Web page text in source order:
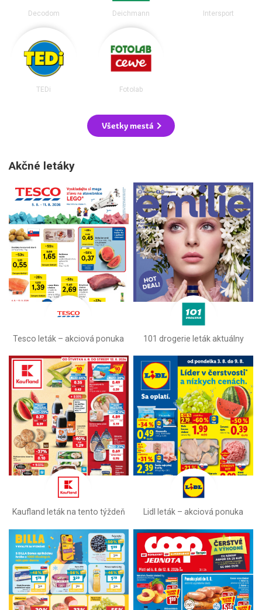
Decodom Deichmann Intersport
TEDi Fotolab
Všetky mestá
Akčné letáky
Tesco leták – akciová ponuka 101 drogerie leták aktuálny
Kaufland leták na tento týždeň Lidl leták –⁠ akciová ponuka